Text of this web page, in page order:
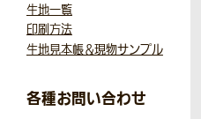
生地一覧
印刷方法
生地見本帳＆現物サンプル
各種お問い合わせ